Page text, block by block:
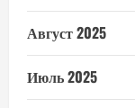
Август 2025
Июль 2025